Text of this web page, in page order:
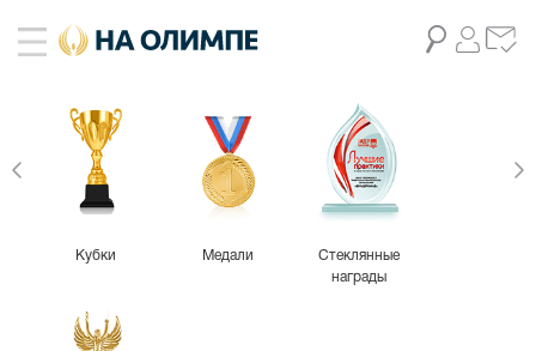
Кубки Медали
Стеклянные
награды